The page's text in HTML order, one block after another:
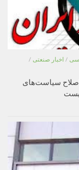
/ اخبار صنعتی /
اصلاح سیاست‌های